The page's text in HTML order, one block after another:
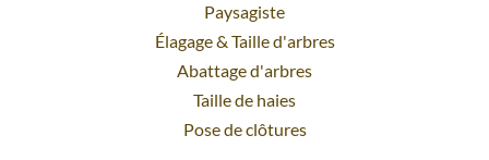
Paysagiste
Élagage& Taille d'arbres
Abattage d'arbres
Taille de haies
Pose de clôtures